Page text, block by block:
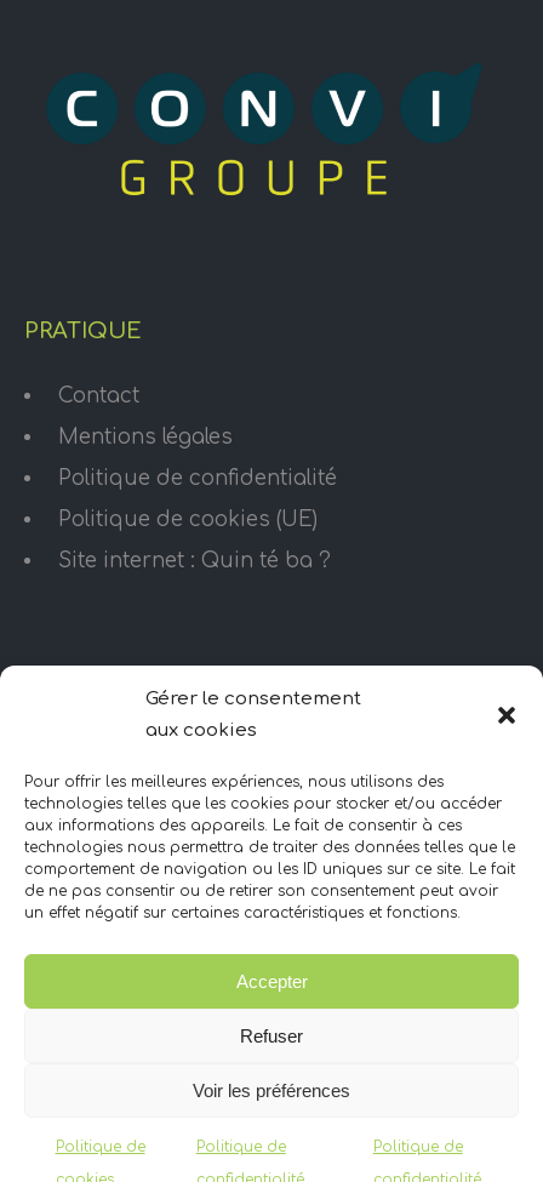
Gérer le consentement
aux cookies
Pour offrir les meilleures expériences, nous utilisons des
technologies telles que les cookies pour stocker et/ou accéder
aux informations des appareils. Le fait de consentir à ces
technologies nous permettra de traiter des données telles que le
comportement de navigation ou les ID uniques sur ce site. Le fait
de ne pas consentir ou de retirer son consentement peut avoir
un effet négatif sur certaines caractéristiques et fonctions.
Accepter
Refuser
Voir les préférences
Politique de
Politique de
Politique de
PRATIQUE
Contact
Mentions légales
Politique de confidentialité
Politique de cookies (UE)
Site internet : Quin té ba ?
Lundi – Vendredi
10H – minuit
Samedi
10H – 20H
Dimanche
FERMÉ
CONTACTEZ-NOUS
10 Chemin des 3 Ponts
64230 Lescar